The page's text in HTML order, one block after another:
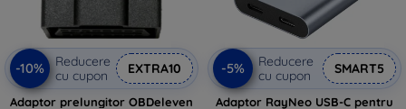
-10%
Reducere
cu cupon
EXTRA10
Adaptor prelungitor OBDeleven
-5%
Reducere
cu cupon
SMART5
Adaptor RayNeo USB-C pentru